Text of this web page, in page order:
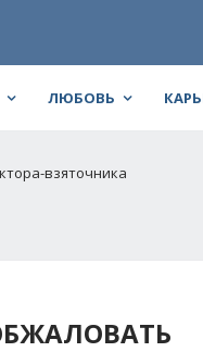
ЛЮБОВЬ
взяточника